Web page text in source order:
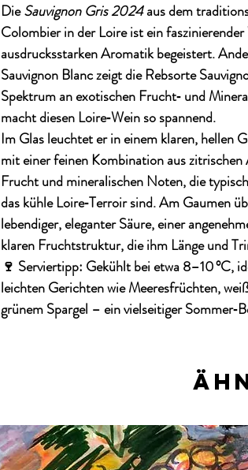
DieSauvignon Gris 2024aus dem
Colombierin der Loire ist ein
ausdrucksstarken Aromatik begeistert.
Sauvignon Blanc zeigt dieRebsorte
Spektrum an exotischen Frucht‑ und
macht diesen Loire‑Wein so spannend.
Im Glas leuchtet er in einem klaren, hellen
mit einer feinen Kombination auszitrischen
Frucht und mineralischen Noten, die
das kühle Loire‑Terroir sind. Am Gaumen
lebendiger, eleganter Säure, einer
klaren Fruchtstruktur, die ihm Länge und
🍷 Serviertipp: Gekühlt bei etwa8–10 °C,
leichten Gerichten wieMeeresfrüchten,
grünem Spargel – ein vielseitiger